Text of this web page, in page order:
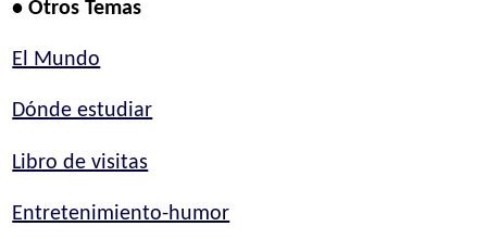
• Otros Temas
El Mundo
Dónde estudiar
Libro de visitas
Entretenimiento-humor